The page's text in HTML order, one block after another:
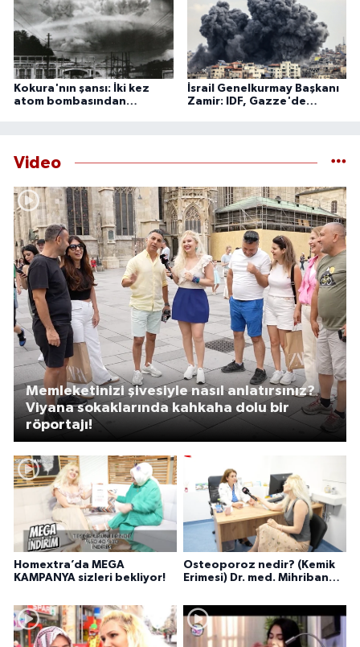
Kokura'nın şansı: İki kez
atom bombasından
İsrail Genelkurmay Başkanı
Zamir: IDF, Gazze'de
Video
Homextra’da MEGA
KAMPANYA sizleri bekliyor!
Osteoporoz nedir? (Kemik
Erimesi) Dr. med. Mihriban
Memleketinizi şivesiyle nasıl anlatırsınız?
Viyana sokaklarında kahkaha dolu bir
röportajı!